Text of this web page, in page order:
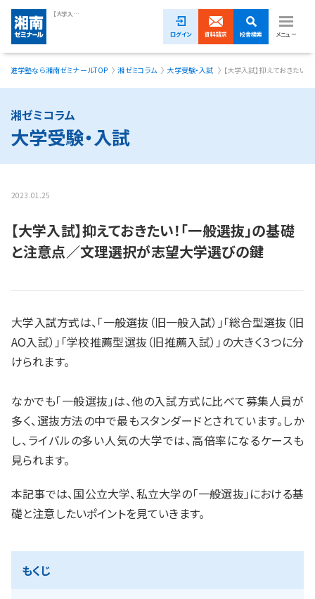
【大学入試】抑えておきたい！「一般選抜」の基礎と注意点／文理選択が志望大学選びの鍵｜湘南ゼミナール
ログイン 資料請求 校舎検索 メニュー
夏期講習無料体験受付中！
中学生
授業料
入試情報
湘ゼミとは？
資料請求・無料体験はこちら
お近くの校舎を探す
進学塾なら湘南ゼミナールTOP 湘ゼミコラム 大学受験・入試 【大学入試】抑えておきたい
湘ゼミコラム
大学受験・入試
2023.01.25
【大学入試】抑えておきたい！「一般選抜」の基礎
と注意点／文理選択が志望大学選びの鍵
大学入試方式は、「一般選抜（旧一般入試）」「総合型選抜（旧
AO入試）」「学校推薦型選抜（旧推薦入試）」の大きく３つに分
けられます。
なかでも「一般選抜」は、他の入試方式に比べて募集人員が
多く、選抜方法の中で最もスタンダードとされています。しか
し、ライバルの多い人気の大学では、高倍率になるケースも
見られます。
本記事では、国公立大学、私立大学の「一般選抜」における基
礎と注意したいポイントを見ていきます。
もくじ